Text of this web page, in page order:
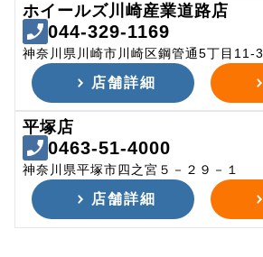
ホイールズ川崎産業道路店
044-329-1169
神奈川県川崎市川崎区鋼管通5丁目11-3
店舗詳細
平塚店
0463-51-4000
神奈川県平塚市四之宮５－２９－１
店舗詳細